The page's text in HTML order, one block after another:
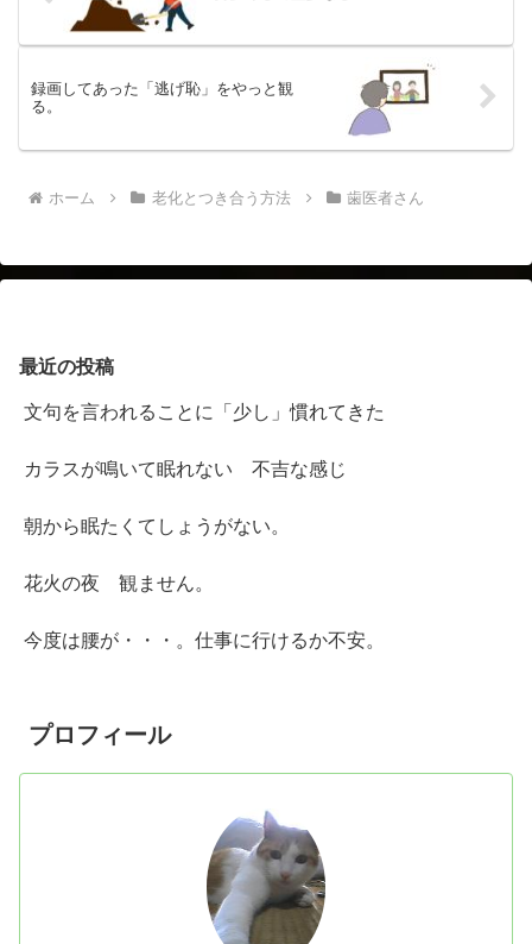
録画してあった「逃げ恥」をやっと観
る。
ホーム 老化とつき合う方法 歯医者さん
最近の投稿
文句を言われることに「少し」慣れてきた
カラスが鳴いて眠れない 不吉な感じ
朝から眠たくてしょうがない。
花火の夜 観ません。
今度は腰が・・・。仕事に行けるか不安。
プロフィール